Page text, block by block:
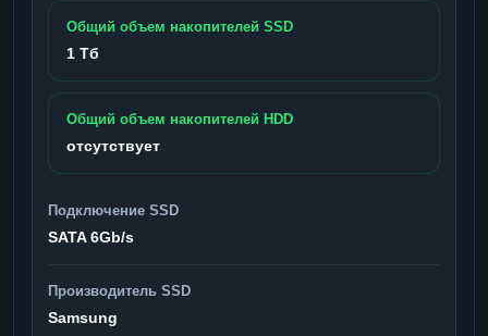
Общий объем накопителей SSD
1 Тб
Общий объем накопителей HDD
отсутствует
Подключение SSD
SATA 6Gb/s
Производитель SSD
Samsung